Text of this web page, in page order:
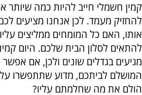
קמין חשמלי חייב להיות כמה שיותר
להחזיק מעמד. לכן אנחנו מציעים
אותו, האם כל המומחים ממליצים
להתאים לסלון הבית שלכם. היום
מגיעים בגדלים שונים ולכן, אם
המושלם לביתכם, מדוע שתתפשרו
הולם את מה שחלמתם עליו?